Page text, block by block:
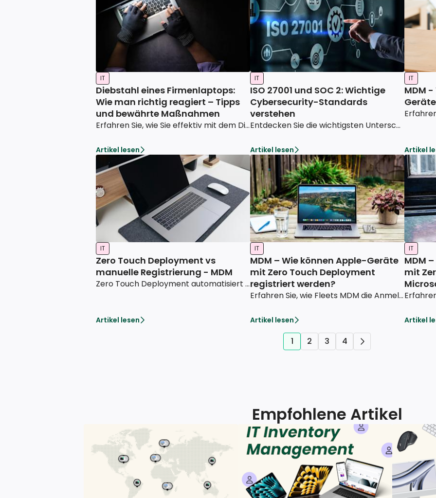
IT
Diebstahl eines Firmenlaptops:
Wie man richtig reagiert – Tipps
und bewährte Maßnahmen
Erfahren Sie, wie Sie effektiv mit dem Diebstahl eines Firmen-Laptops umgehen – mit praktischen Tipps und vorbeugenden Maßnahmen. Entdecken Sie bewährte Verfahren und schützen Sie jetzt Ihre Daten sowie Ihre Geräte.
Artikel lesen
IT
ISO 27001 und SOC 2: Wichtige
Cybersecurity-Standards
verstehen
Entdecken Sie die wichtigsten Unterschiede zwischen den Standards ISO 27001 und SOC 2, um die Cybersecurity in Ihrem Unternehmen zu verbessern und den am besten geeigneten Standard auszuwählen.
Artikel lesen
IT
MDM
Artikel
IT
Zero Touch Deployment vs
manuelle Registrierung - MDM
Zero Touch Deployment automatisiert die Geräteeinrichtung, während die manuelle Registrierung eine Schritt-für-Schritt-Konfiguration erfordert – erfahren Sie, welche Methode am besten für Ihr Unternehmen geeignet ist.
Artikel lesen
IT
MDM – Wie können Apple-Geräte
mit Zero Touch Deployment
registriert werden?
Erfahren Sie, wie Fleets MDM die Anmeldung von Apple-Geräten durch Zero Touch und manuelle Einrichtung vereinfacht. Das ermöglicht eine sichere, automatisierte Verwaltung und ein nahtloses Onboarding der Geräte.
Artikel lesen
IT
MDM
mit
Artikel
1 2 3 4 Nachfolgend
Empfohlene Artikel